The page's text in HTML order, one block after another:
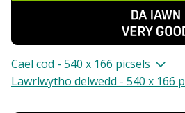
Cael cod - 540 x 166 picsels
Lawrlwytho delwedd - 540 x 166